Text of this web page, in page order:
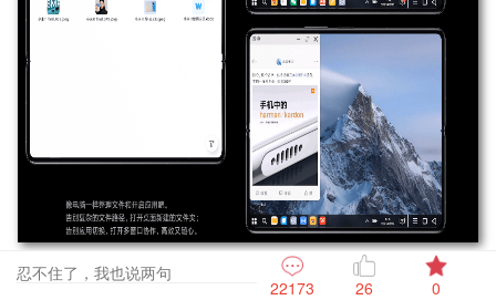
性能方面，MIX Fold自然也是旗舰级：
骁龙888处理器、
22173 26 0